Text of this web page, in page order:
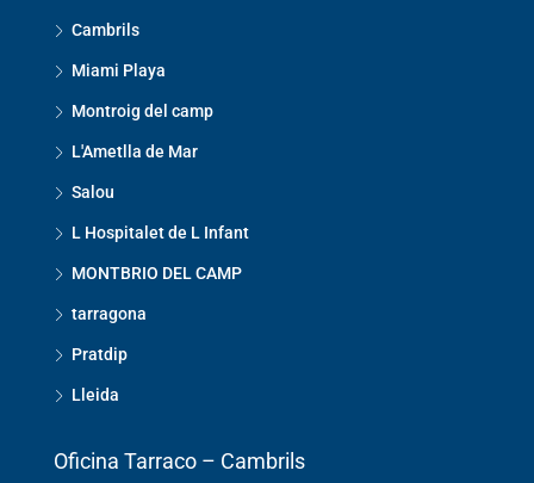
Cambrils
Miami Playa
Montroig del camp
L'Ametlla de Mar
Salou
L Hospitalet de L Infant
MONTBRIO DEL CAMP
tarragona
Pratdip
Lleida
Oficina Tarraco – Cambrils